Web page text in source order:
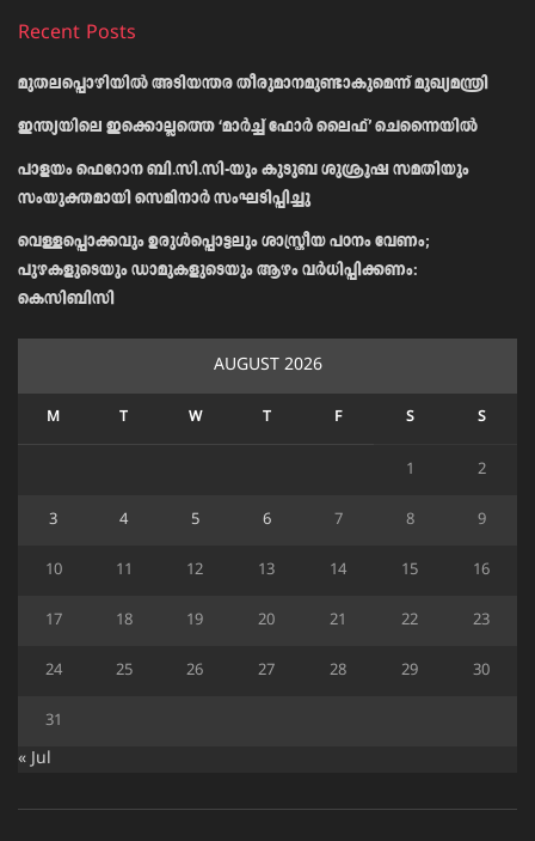
Recent Posts
മുതലപ്പൊഴിയിൽ അടിയന്തര തീരുമാനമുണ്ടാകുമെന്ന് മുഖ്യമന്ത്രി
ഇന്ത്യയിലെ ഇക്കൊല്ലത്തെ ‘മാർച്ച് ഫോർ ലൈഫ്’ ചെന്നൈയിൽ
പാളയം ഫെറോന ബി.സി.സി-യും കുടുബ ശുശ്രൂഷ സമതിയും
സംയുക്തമായി സെമിനാർ സംഘടിപ്പിച്ചു
വെള്ളപ്പൊക്കവും ഉരുള്‍പ്പൊട്ടലും ശാസ്ത്രീയ പഠനം വേണം;
പുഴകളുടെയും ഡാമുകളുടെയും ആഴം വര്‍ധിപ്പിക്കണം:
കെസിബിസി
AUGUST 2026
M T W T F S S
1 2
3 4 5 6 7 8 9
10 11 12 13 14 15 16
17 18 19 20 21 22 23
24 25 26 27 28 29 30
31
« Jul